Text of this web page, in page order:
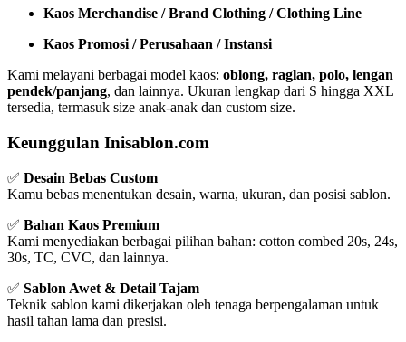
Kaos Merchandise / Brand Clothing / Clothing Line
Kaos Promosi / Perusahaan / Instansi
Kami melayani berbagai model kaos: oblong, raglan, polo, lengan
pendek/panjang, dan lainnya. Ukuran lengkap dari S hingga XXL
tersedia, termasuk size anak-anak dan custom size.
Keunggulan Inisablon.com
✅ Desain Bebas Custom
Kamu bebas menentukan desain, warna, ukuran, dan posisi sablon.
✅ Bahan Kaos Premium
Kami menyediakan berbagai pilihan bahan: cotton combed 20s, 24s,
30s, TC, CVC, dan lainnya.
✅ Sablon Awet & Detail Tajam
Teknik sablon kami dikerjakan oleh tenaga berpengalaman untuk
hasil tahan lama dan presisi.